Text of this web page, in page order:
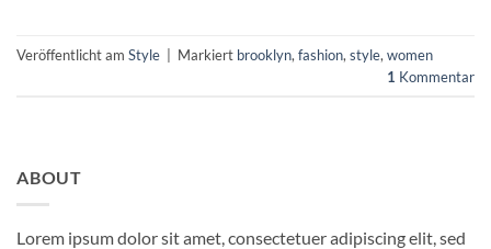
Veröffentlicht am Style Markiert brooklyn, fashion, style, women
1 Kommentar
ABOUT
Lorem ipsum dolor sit amet, consectetuer adipiscing elit, sed